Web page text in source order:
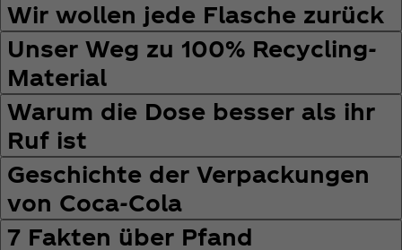
Wir wollen jede Flasche zurück
Unser Weg zu 100% Recycling-
Material
Warum die Dose besser als ihr
Ruf ist
Geschichte der Verpackungen
von Coca‑Cola
7 Fakten über Pfand